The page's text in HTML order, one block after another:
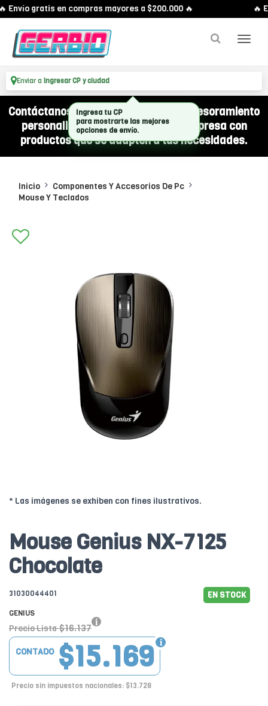
Envío gratis en compras mayores a $200.000 🔥 🔥
Enviar a Ingresar CP y ciudad
Contáctanos por WhatsApp y recibí asesoramiento
personalizado para equipar a tu empresa con
productos que se adapten a tus necesidades.
Inicio
Componentes Y Accesorios De Pc
Mouse Y Teclados
* Las imágenes se exhiben con fines ilustrativos.
Mouse Genius NX-7125
Chocolate
31030044401 EN STOCK
GENIUS
Precio Lista $16.137
$15.169
CONTADO
Precio sin impuestos nacionales: $13.728
Ingresa tu CP
para mostrarte las mejores
opciones de envío.